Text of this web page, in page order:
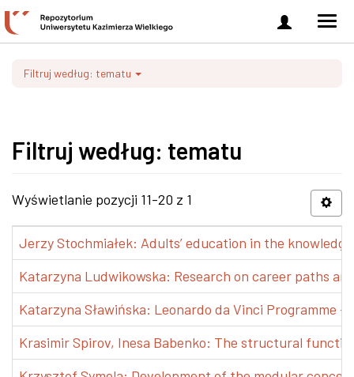
Zaloguj
się
Filtruj według: tematu
Filtruj według: tematu
Wyświetlanie pozycji 11-20 z 1
Jerzy Stochmiałek: Adults’ education in the
Katarzyna Ludwikowska: Research on career paths
Katarzyna Sławińska: Leonardo da Vinci Programme
Krasimir Spirov, Inesa Babenko: The structural